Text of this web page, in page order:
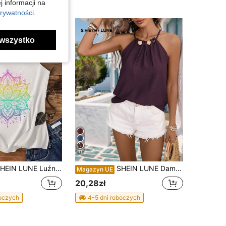
swobodny, kolorowy, z nadrukiem henny i kwiatem lotosu, damski, letni top typu racerback, lekko prześwitujący, powrót do szkoły, swobodny
11
Magazyn UE SHEIN LUNE Damski top na ramiączkach z wiązaniem, fason A, z marszczonym dekoltem i zdobieniem z koralików, z tkaniny imitującej len, gładki, w stylu Old Money, luksusowy, elegancki, minimalistyczny, casualowy, boho, na wiosnę/lato, na wakacje, do biura i na dojazdy, French Chic
20,28zł
4-5 dni roboczych
informacji na